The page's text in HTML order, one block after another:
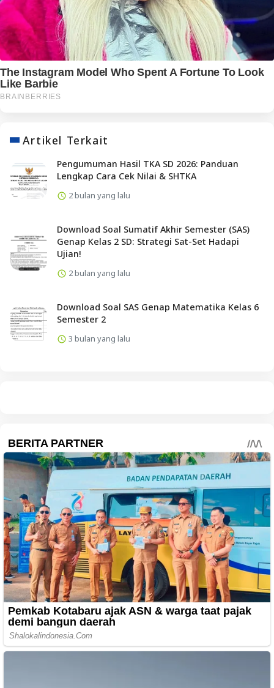
Artikel Terkait
Pengumuman Hasil TKA SD 2026: Panduan
Lengkap Cara Cek Nilai & SHTKA
2 bulan yang lalu
Download Soal Sumatif Akhir Semester (SAS)
Genap Kelas 2 SD: Strategi Sat-Set Hadapi
Ujian!
2 bulan yang lalu
Download Soal SAS Genap Matematika Kelas 6
Semester 2
3 bulan yang lalu